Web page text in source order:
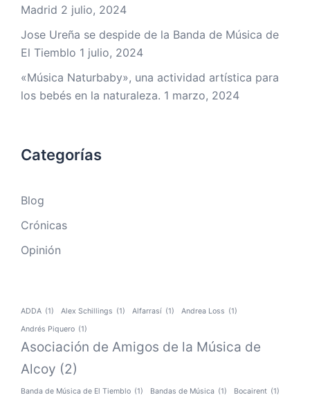
Madrid 2 julio, 2024
Jose Ureña se despide de la Banda de Música de
El Tiemblo 1 julio, 2024
«Música Naturbaby», una actividad artística para
los bebés en la naturaleza. 1 marzo, 2024
Categorías
Blog
Crónicas
Opinión
ADDA (1) Alex Schillings (1) Alfarrasí (1) Andrea Loss (1)
Andrés Piquero (1)
Asociación de Amigos de la Música de
Alcoy (2)
Banda de Música de El Tiemblo (1) Bandas de Música (1) Bocairent (1)